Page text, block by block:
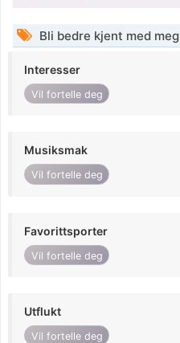
Bli bedre kjent med meg
Interesser
Vil fortelle deg
Musiksmak
Vil fortelle deg
Favorittsporter
Vil fortelle deg
Utflukt
Vil fortelle deg